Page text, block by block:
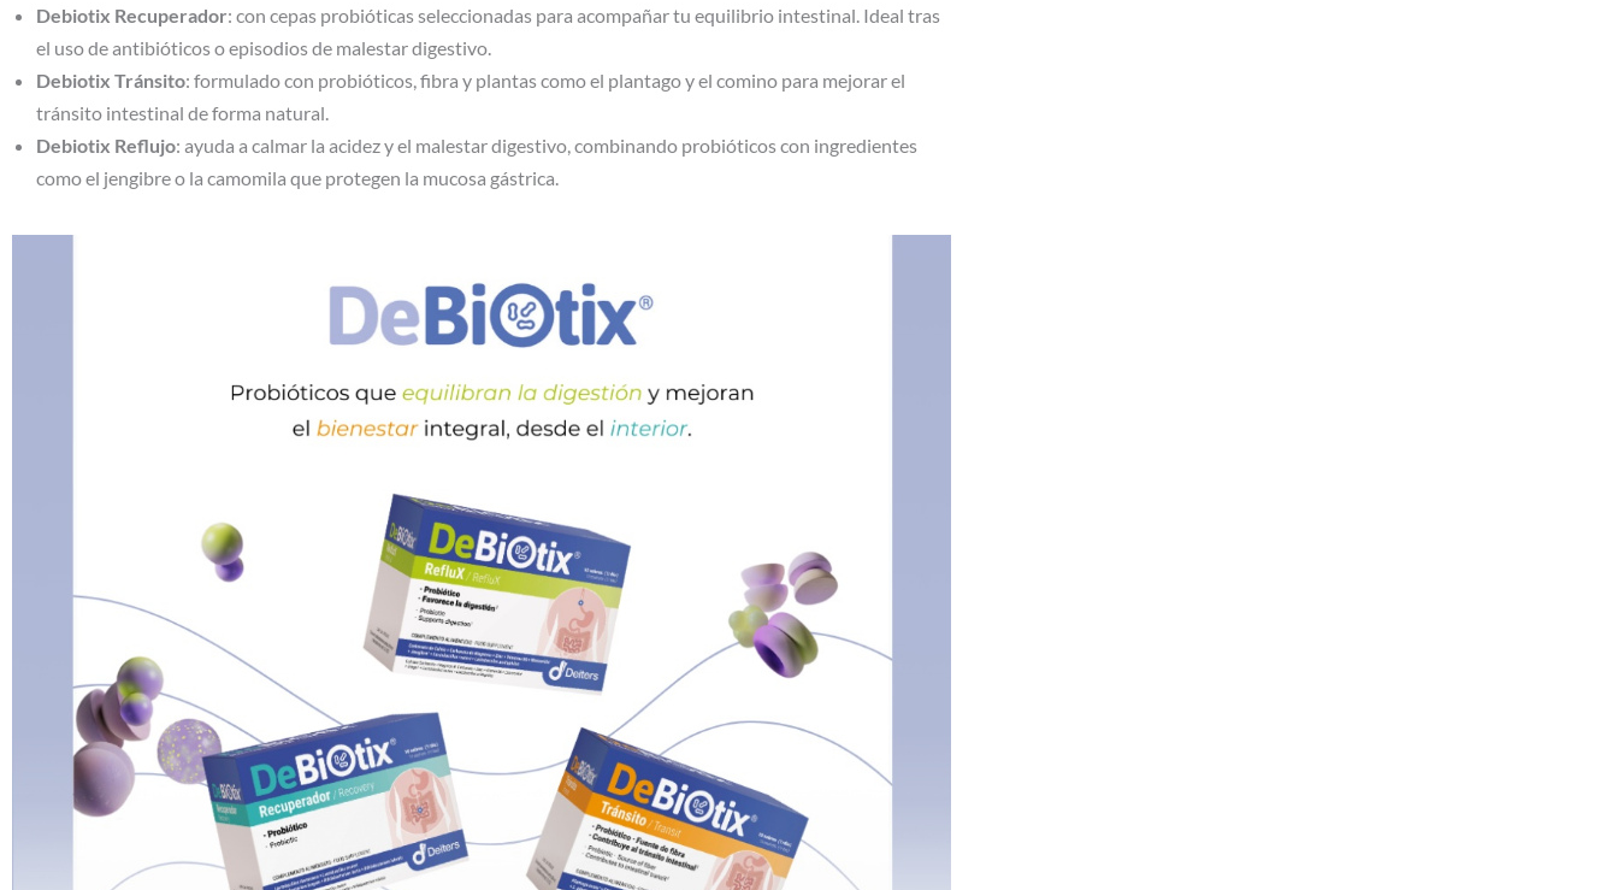
Debiotix Recuperador: con cepas probióticas seleccionadas para acompañar tu equilibrio intestinal. Ideal tras
el uso de antibióticos o episodios de malestar digestivo.
Debiotix Tránsito: formulado con probióticos, fibra y plantas como el plantago y el comino para mejorar el
tránsito intestinal de forma natural.
Debiotix Reflujo: ayuda a calmar la acidez y el malestar digestivo, combinando probióticos con ingredientes
como el jengibre o la camomila que protegen la mucosa gástrica.